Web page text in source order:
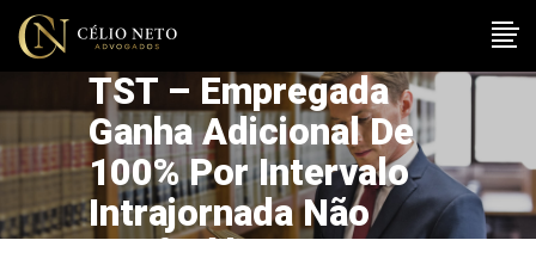
TST – Empregada
Ganha Adicional De
100% Por Intervalo
Intrajornada Não
Usufruído